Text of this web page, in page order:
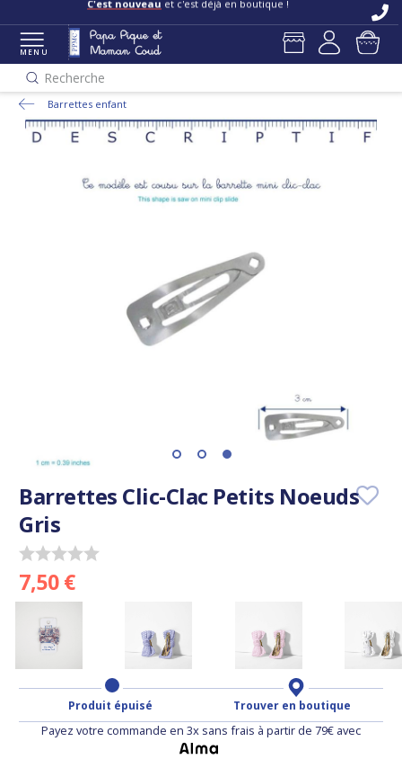
C'est nouveau et c'est déjà en boutique !
MENU
Recherche
Barrettes enfant
Barrettes Clic-Clac Petits Noeuds
Gris
7,50 €
Produit épuisé Trouver en boutique
Payez votre commande en 3x sans frais à partir de 79€ avec